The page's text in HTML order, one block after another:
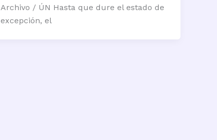
Archivo / ÚN Hasta que dure el estado de
excepción, el